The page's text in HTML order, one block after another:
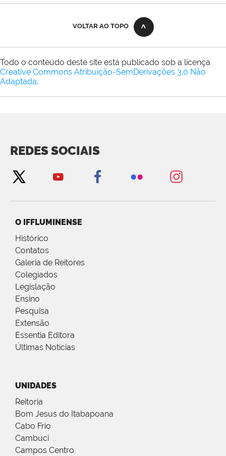
VOLTAR AO TOPO
Todo o conteúdo deste site está publicado sob a licença
Creative Commons Atribuição-SemDerivações 3.0 Não
Adaptada.
REDES SOCIAIS
O IFFLUMINENSE
Histórico
Contatos
Galeria de Reitores
Colegiados
Legislação
Ensino
Pesquisa
Extensão
Essentia Editora
Últimas Notícias
UNIDADES
Reitoria
Bom Jesus do Itabapoana
Cabo Frio
Cambuci
Campos Centro